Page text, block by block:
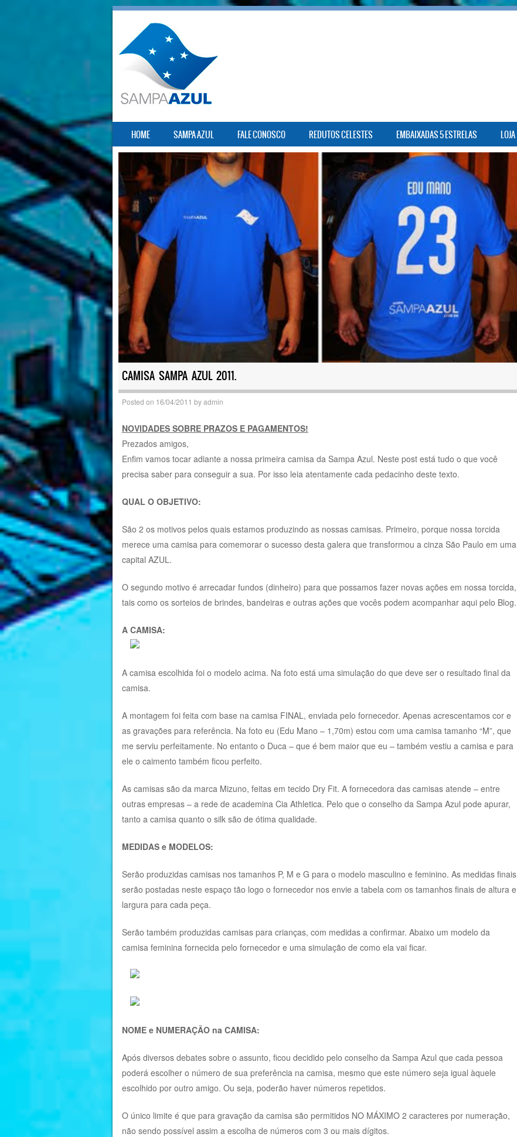
MENU
SKIP TO CONTENT
HOME SAMPA AZUL FALE CONOSCO REDUTOS CELESTES EMBAIXADAS 5 ESTRELAS LOJA
CAMISA SAMPA AZUL 2011.
Posted on 16/04/2011 byadmin
NOVIDADES SOBRE PRAZOS E PAGAMENTOS!
Prezados amigos,
Enfim vamos tocar adiante a nossa primeira camisa da Sampa Azul. Neste post está tudo o que você
precisa saber para conseguir a sua. Por isso leia atentamente cada pedacinho deste texto.
QUAL O OBJETIVO:
São 2 os motivos pelos quais estamos produzindo as nossas camisas. Primeiro, porque nossa torcida
merece uma camisa para comemorar o sucesso desta galera que transformou a cinza São Paulo em uma
capital AZUL.
O segundo motivo é arrecadar fundos (dinheiro) para que possamos fazer novas ações em nossa torcida,
tais como os sorteios de brindes, bandeiras e outras ações que vocês podem acompanhar aqui pelo Blog.
A CAMISA:
A camisa escolhida foi o modelo acima. Na foto está uma simulação do que deve ser o resultado final da
camisa.
A montagem foi feita com base na camisa FINAL, enviada pelo fornecedor. Apenas acrescentamos cor e
as gravações para referência. Na foto eu (Edu Mano – 1,70m) estou com uma camisa tamanho “M”, que
me serviu perfeitamente. No entanto o Duca – que é bem maior que eu – também vestiu a camisa e para
ele o caimento também ficou perfeito.
As camisas são da marca Mizuno, feitas em tecido Dry Fit. A fornecedora das camisas atende – entre
outras empresas – a rede de academina Cia Athletica. Pelo que o conselho da Sampa Azul pode apurar,
tanto a camisa quanto o silk são de ótima qualidade.
MEDIDAS e MODELOS:
Serão produzidas camisas nos tamanhos P, M e G para o modelo masculino e feminino. As medidas finais
serão postadas neste espaço tão logo o fornecedor nos envie a tabela com os tamanhos finais de altura e
largura para cada peça.
Serão também produzidas camisas para crianças, com medidas a confirmar. Abaixo um modelo da
camisa feminina fornecida pelo fornecedor e uma simulação de como ela vai ficar.
NOME e NUMERAÇÃO na CAMISA:
Após diversos debates sobre o assunto, ficou decidido pelo conselho da Sampa Azul que cada pessoa
poderá escolher o número de sua preferência na camisa, mesmo que este número seja igual àquele
escolhido por outro amigo. Ou seja, poderão haver números repetidos.
O único limite é que para gravação da camisa são permitidos NO MÁXIMO 2 caracteres por numeração,
não sendo possível assim a escolha de números com 3 ou mais dígitos.